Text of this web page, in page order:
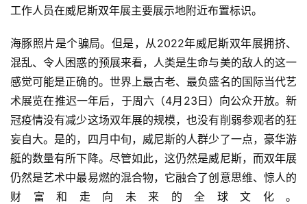
工作人员在威尼斯双年展主要展示地附近布置标识。
海豚照片是个骗局。但是，从2022年威尼斯双年展拥挤、
混乱、令人困惑的预展来看，人类是生命与美的敌人的这一
感觉可能是正确的。世界上最古老、最负盛名的国际当代艺
术展览在推迟一年后，于周六（4月23日）向公众开放。新
冠疫情没有减少这场双年展的规模，也没有削弱参观者的狂
妄自大。是的，四月中旬，威尼斯的人群少了一点，豪华游
艇的数量有所下降。尽管如此，这仍然是威尼斯，而双年展
仍然是艺术中最易燃的混合物，它融合了创意思维、惊人的
财富和走向未来的全球文化。